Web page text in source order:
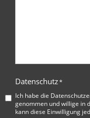
Datenschutz*
Ich habe die
genommen und willige in
kann diese Einwilligung